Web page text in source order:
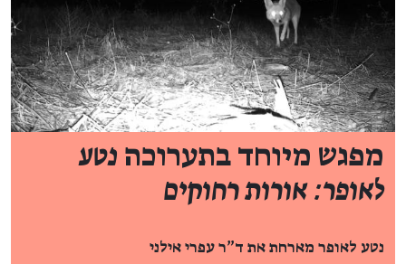
מפגש מיוחד בתערוכה נטע
לאופר: אורות רחוקים
נטע לאופר מארחת את ד"ר עפרי אילני